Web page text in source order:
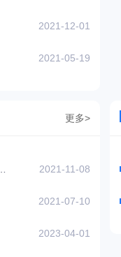
2021-12-01
2021-05-19
更多>
2021-11-08
2021-07-10
2023-04-01